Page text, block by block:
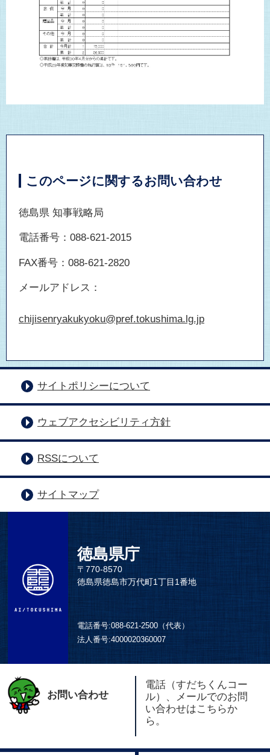
このページに関するお問い合わせ
徳島県 知事戦略局
電話番号：088-621-2015
FAX番号：088-621-2820
メールアドレス：
chijisenryakukyoku@pref.tokushima.lg.jp
サイトポリシーについて
ウェブアクセシビリティ方針
RSSについて
サイトマップ
徳島県庁
〒770-8570
徳島県徳島市万代町1丁目1番地
電話番号:088-621-2500（代表）
法人番号:4000020360007
お問い合わせ
電話（すだちくんコー
ル）、メールでのお問
い合わせはこちらか
ら。